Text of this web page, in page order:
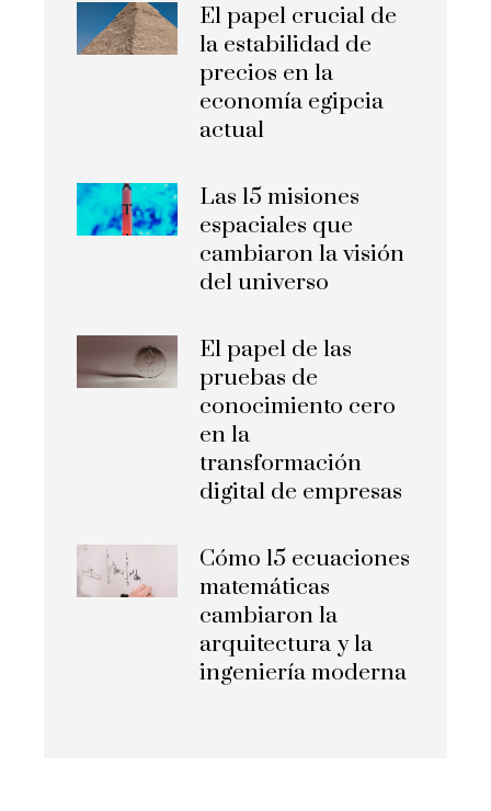
El papel crucial de
la estabilidad de
precios en la
economía egipcia
actual
Las 15 misiones
espaciales que
cambiaron la visión
del universo
El papel de las
pruebas de
conocimiento cero
en la
transformación
digital de empresas
Cómo 15 ecuaciones
matemáticas
cambiaron la
arquitectura y la
ingeniería moderna